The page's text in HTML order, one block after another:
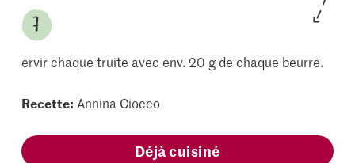
ervir chaque truite avec env. 20 g de chaque beurre.
Recette: Annina Ciocco
Déjà cuisiné